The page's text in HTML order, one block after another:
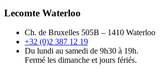
Lecomte Waterloo
Ch. de Bruxelles 505B – 1410 Waterloo
+32 (0)2 387 12 19
Du lundi au samedi de 9h30 à 19h.
Fermé les dimanche et jours fériés.